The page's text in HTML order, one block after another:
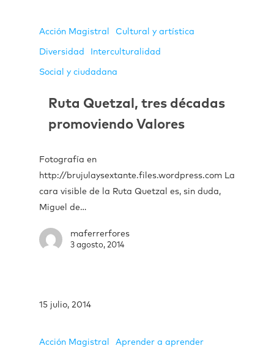
Acción Magistral Cultural y artística
Diversidad Interculturalidad
Social y ciudadana
Ruta Quetzal, tres décadas
promoviendo Valores
Fotografía en
http://brujulaysextante.files.wordpress.com La
cara visible de la Ruta Quetzal es, sin duda,
Miguel de…
maferrerfores
3 agosto, 2014
15 julio, 2014
Acción Magistral Aprender a aprender